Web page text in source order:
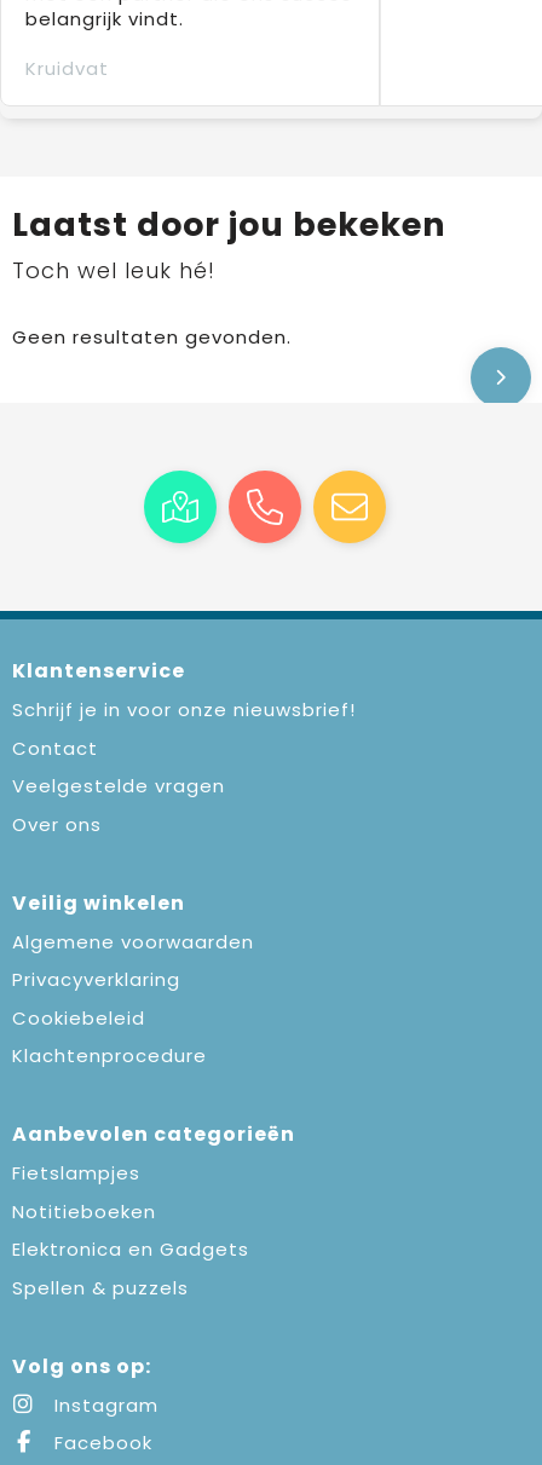
belangrijk vindt.
Kruidvat
Laatst door jou bekeken
Toch wel leuk hé!
Geen resultaten gevonden.
Klantenservice
Schrijf je in voor onze nieuwsbrief!
Contact
Veelgestelde vragen
Over ons
Veilig winkelen
Algemene voorwaarden
Privacyverklaring
Cookiebeleid
Klachtenprocedure
Aanbevolen categorieën
Fietslampjes
Notitieboeken
Elektronica en Gadgets
Spellen & puzzels
Volg ons op:
Instagram
Facebook